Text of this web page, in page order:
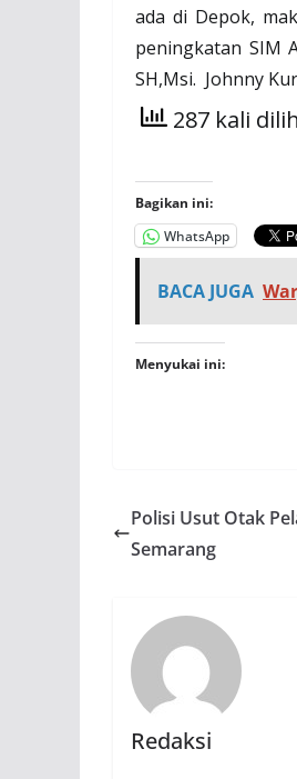
ada di Depok,
peningkatan SIM
SH,Msi. Johnny
287 kali
Bagikan ini:
WhatsApp
BACA JUGA
Menyukai ini:
Polisi Usut Otak
Semarang
Redaksi